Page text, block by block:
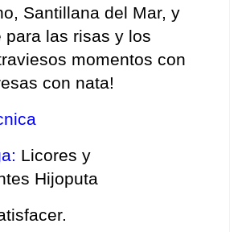
Santillana del Mar, y
para las risas y los
momentos con
con nata!
Licores y
Hijoputa